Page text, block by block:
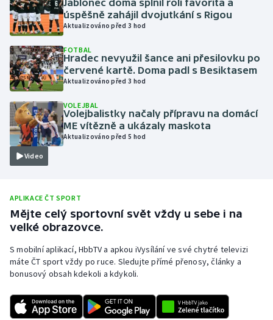
Moderní pětiboj
Motorsport
Olympijské hry
Parasport
Plavání
Plážový volejbal
Ragby
Rychlobruslení
Rychlostní kanoistika
Sportovní střelba
Jablonec doma splnil roli favorita a
úspěšně zahájil dvojutkání s Rigou
Aktualizováno před 3 hod
FOTBAL
Hradec nevyužil šance ani přesilovku po
červené kartě. Doma padl s Besiktasem
Aktualizováno před 3 hod
Video
VOLEJBAL
Volejbalistky načaly přípravu na domácí
ME vítězně a ukázaly maskota
Aktualizováno před 5 hod
APLIKACE ČT SPORT
Mějte celý sportovní svět vždy u sebe i na
velké obrazovce.
S mobilní aplikací, HbbTV a apkou iVysílání ve své chytré televizi
máte ČT sport vždy po ruce. Sledujte přímé přenosy, články a
bonusový obsah kdekoli a kdykoli.